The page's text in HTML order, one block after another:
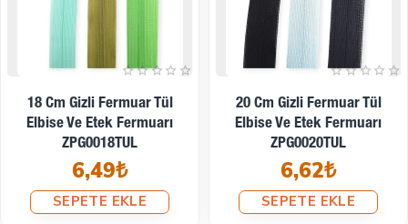
22 Cm Gizli Fermuar Tül
Elbise Ve Etek Fermuarı
ZPG0022TUL
6,74₺
SEPETE EKLE
25 Cm Gizli Fermuar Tül
Elbise Ve Etek Fermuarı
ZPG0025TUL
6,92₺
SEPETE EKLE